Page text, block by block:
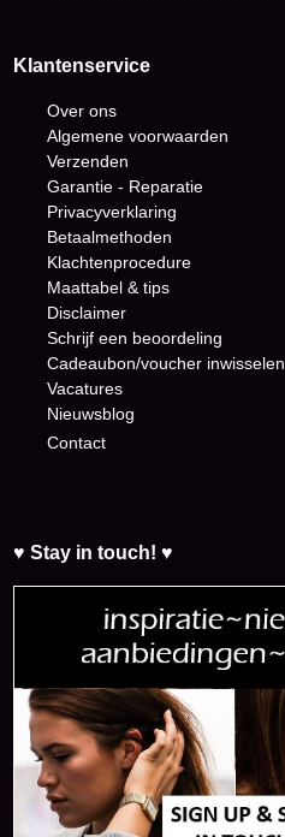
Klantenservice
Over ons
Algemene voorwaarden
Verzenden
Garantie - Reparatie
Privacyverklaring
Betaalmethoden
Klachtenprocedure
Maattabel & tips
Disclaimer
Schrijf een beoordeling
Cadeaubon/voucher inwisselen
Vacatures
Nieuwsblog
Contact
♥ Stay in touch! ♥